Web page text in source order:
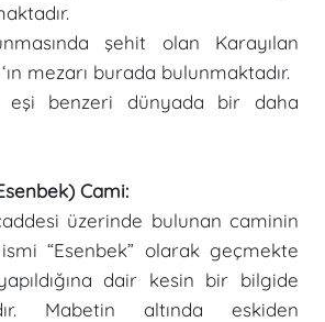
şehit olan Karayılan
mezarı burada bulunmaktadır.
eşi benzeri dünyada bir daha
Cami:
üzerinde bulunan caminin
“Esenbek” olarak geçmekte
dair kesin bir bilgide
Mabetin altında eskiden